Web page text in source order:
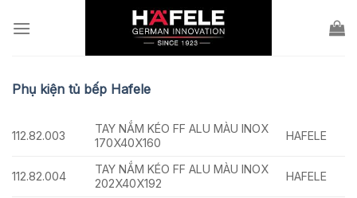
Phụ kiện tủ bếp Hafele
112.82.003
TAY NẮM KÉO FF ALU MÀU INOX
170X40X160
HAFELE
112.82.004
TAY NẮM KÉO FF ALU MÀU INOX
202X40X192
HAFELE